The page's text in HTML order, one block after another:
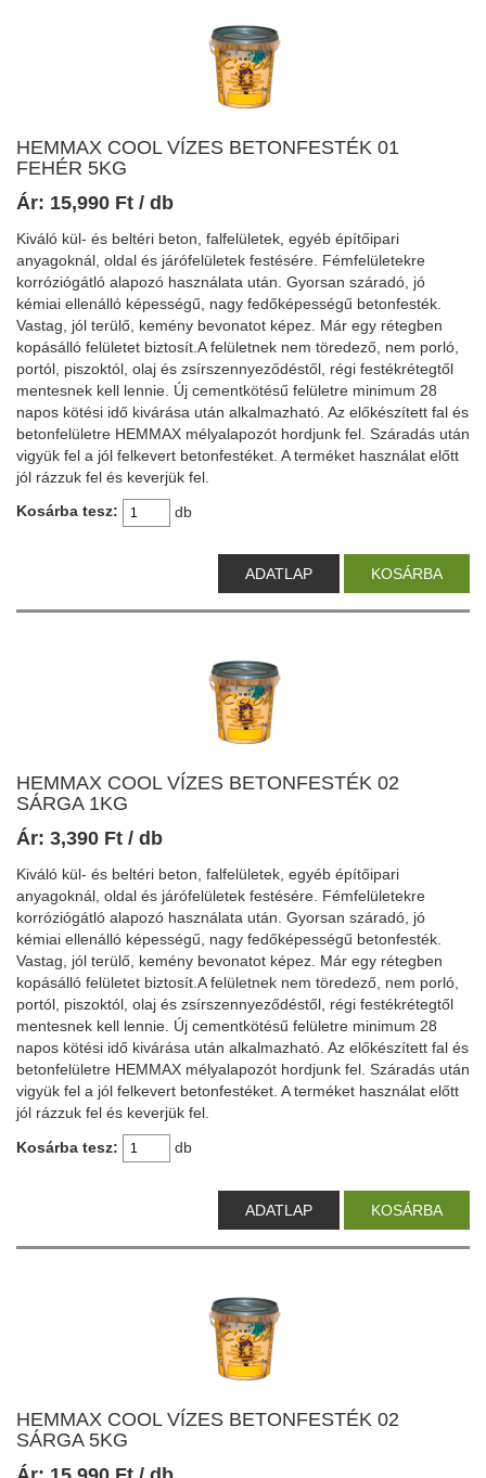
HEMMAX COOL VÍZES BETONFESTÉK 01
FEHÉR 5KG
Ár: 15,990 Ft / db
Kiváló kül- és beltéri beton, falfelületek, egyéb építőipari
anyagoknál, oldal és járófelületek festésére. Fémfelületekre
korróziógátló alapozó használata után. Gyorsan száradó, jó
kémiai ellenálló képességű, nagy fedőképességű betonfesték.
Vastag, jól terülő, kemény bevonatot képez. Már egy rétegben
kopásálló felületet biztosít.A felületnek nem töredező, nem porló,
portól, piszoktól, olaj és zsírszennyeződéstől, régi festékrétegtől
mentesnek kell lennie. Új cementkötésű felületre minimum 28
napos kötési idő kivárása után alkalmazható. Az előkészített fal és
betonfelületre HEMMAX mélyalapozót hordjunk fel. Száradás után
vigyük fel a jól felkevert betonfestéket. A terméket használat előtt
jól rázzuk fel és keverjük fel.
Kosárba tesz:
db
ADATLAP KOSÁRBA
HEMMAX COOL VÍZES BETONFESTÉK 02
SÁRGA 1KG
Ár: 3,390 Ft / db
Kiváló kül- és beltéri beton, falfelületek, egyéb építőipari
anyagoknál, oldal és járófelületek festésére. Fémfelületekre
korróziógátló alapozó használata után. Gyorsan száradó, jó
kémiai ellenálló képességű, nagy fedőképességű betonfesték.
Vastag, jól terülő, kemény bevonatot képez. Már egy rétegben
kopásálló felületet biztosít.A felületnek nem töredező, nem porló,
portól, piszoktól, olaj és zsírszennyeződéstől, régi festékrétegtől
mentesnek kell lennie. Új cementkötésű felületre minimum 28
napos kötési idő kivárása után alkalmazható. Az előkészített fal és
betonfelületre HEMMAX mélyalapozót hordjunk fel. Száradás után
vigyük fel a jól felkevert betonfestéket. A terméket használat előtt
jól rázzuk fel és keverjük fel.
Kosárba tesz:
db
ADATLAP KOSÁRBA
HEMMAX COOL VÍZES BETONFESTÉK 02
SÁRGA 5KG